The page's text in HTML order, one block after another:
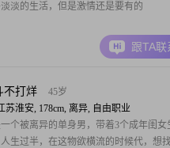
淡的生活，但是激情还是要有的
跟TA联
不打烊
45岁
苏淮安, 178cm, 离异, 自由职业
个被离异的单身男，带着3个成年闺女
生过半，在这物欲横流的时候代，想